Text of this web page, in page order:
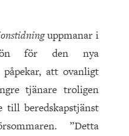
uppmanar i
för den nya
att ovanligt
tjänare troligen
beredskapstjänst
”Detta